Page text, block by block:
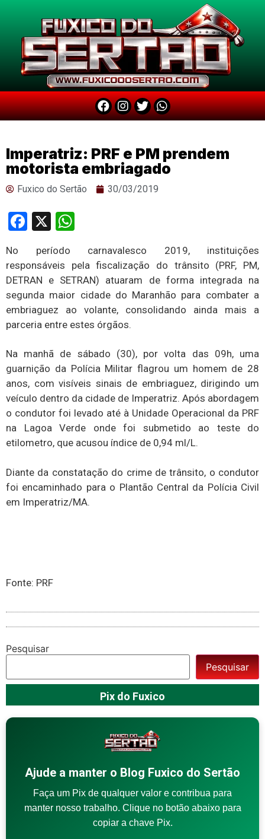
Imperatriz: PRF e PM prendem
motorista embriagado
Fuxico do Sertão 30/03/2019
Facebook
X
No período carnavalesco 2019, instituições
responsáveis pela fiscalização do trânsito (PRF, PM,
DETRAN e SETRAN) atuaram de forma integrada na
segunda maior cidade do Maranhão para combater a
embriaguez ao volante, consolidando ainda mais a
parceria entre estes órgãos.
Na manhã de sábado (30), por volta das 09h, uma
guarnição da Polícia Militar flagrou um homem de 28
anos, com visíveis sinais de embriaguez, dirigindo um
veículo dentro da cidade de Imperatriz. Após abordagem
o condutor foi levado até à Unidade Operacional da PRF
na Lagoa Verde onde foi submetido ao teste do
etilometro, que acusou índice de 0,94 ml/L.
Diante da constatação do crime de trânsito, o condutor
foi encaminhado para o Plantão Central da Polícia Civil
em Imperatriz/MA.
Fonte: PRF
Pesquisar
Pesquisar
Pix do Fuxico
Ajude a manter o Blog Fuxico do Sertão
Faça um Pix de qualquer valor e contribua para
manter nosso trabalho. Clique no botão abaixo para
copiar a chave Pix.